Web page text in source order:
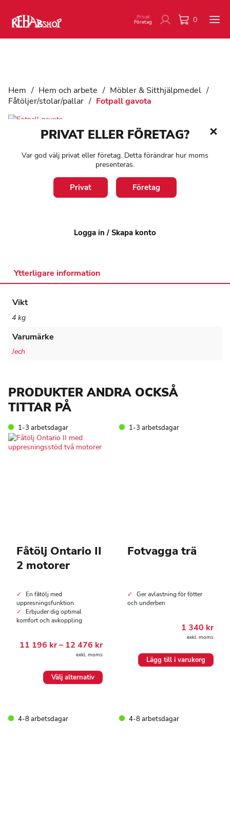
0
Privat
Företag
Hem / Hem och arbete / Möbler & Sitthjälpmedel /
Fåtöljer/stolar/pallar / Fotpall gavota
Fotpall gavota
Bekväm fotpall som passar till fåtöljerna Gavota och Gavota A.
Kan beställas i matchande färg till fåtöljen.
Fotpall
Lägg till i varukorg
Ytterligare information
Vikt
4 kg
Varumärke
Jech
PRODUKTER ANDRA OCKSÅ
TITTAR PÅ
1-3 arbetsdagar
Fåtölj Ontario II
2 motorer
En fåtölj med
uppresningsfunktion
Erbjuder dig optimal
komfort och avkoppling
11 196 kr– 12 476 krPrisintervall:
11
196.00 kr
12
476.00 kr
exkl. moms
Välj alternativ
varianter.
1-3 arbetsdagar
Fotvagga trä
Ger avlastning för fötter
och underben
1 340 kr
exkl. moms
Lägg till i varukorg
4-8 arbetsdagar 4-8 arbetsdagar
PRIVAT ELLER FÖRETAG?
Var god välj privat eller företag. Detta förändrar hur moms
presenteras.
Privat Företag
Logga in / Skapa konto